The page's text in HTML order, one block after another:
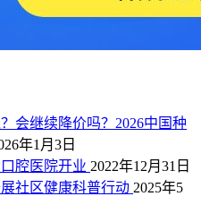
会继续降价吗？2026中国种
年1月3日
腔医院开业 2022年12月31日
社区健康科普行动 2025年5